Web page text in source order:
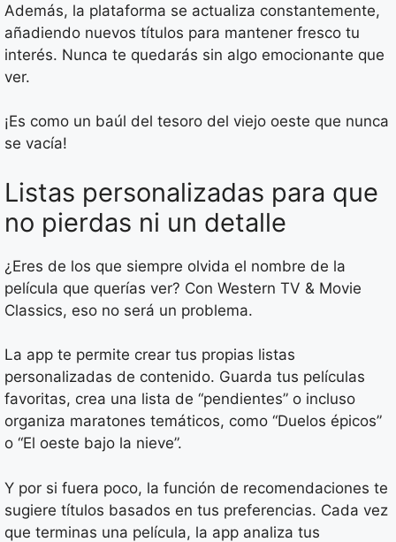
Además, la plataforma se actualiza constantemente,
añadiendo nuevos títulos para mantener fresco tu
interés. Nunca te quedarás sin algo emocionante que
ver.
¡Es como un baúl del tesoro del viejo oeste que nunca
se vacía!
Listas personalizadas para que
no pierdas ni un detalle
¿Eres de los que siempre olvida el nombre de la
película que querías ver? Con Western TV & Movie
Classics, eso no será un problema.
La app te permite crear tus propias listas
personalizadas de contenido. Guarda tus películas
favoritas, crea una lista de “pendientes” o incluso
organiza maratones temáticos, como “Duelos épicos”
o “El oeste bajo la nieve”.
Y por si fuera poco, la función de recomendaciones te
sugiere títulos basados en tus preferencias. Cada vez
que terminas una película, la app analiza tus